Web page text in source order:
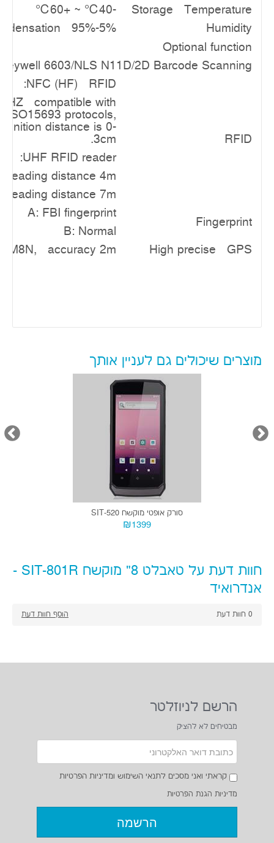
Storage Temperature
-40℃ ~ +60℃
Humidity
5%-95% relative humidity; no condensation
Optional function
1D/2D Barcode Scanning
6603/NLS N1
RFID
NFC (HF) RFID:
compatible with
ISO15693 protocols,
distance is 0-
3cm.
UHF RFID reader:
reading distance 4m
reading distance 7m
Fingerprint
A: FBI fingerprint
B: Normal
High precise GPS
M8N, accuracy 2m
מוצרים שיכולים גם לעניין אותך
סורק אופטי מוקשח SIT-520
₪1399
חוות דעת על טאבלט 8" מוקשח SIT-801R -
אנדרואיד
0 חוות דעת הוסף חוות דעת
הרשם לניוזלטר
מבטיחים לא להציק
קראתי ואני מסכים לתנאי השימוש ומדיניות הפרטיות
מדיניות הגנת הפרטיות